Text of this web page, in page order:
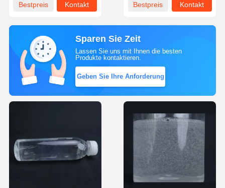
Bestpreis Kontakt Bestpreis Kontakt
Sparen Sie Zeit
Lassen Sie uns mit Ihnen die besten
Produkte kontaktieren.
Geben Sie Ihre Anforderung